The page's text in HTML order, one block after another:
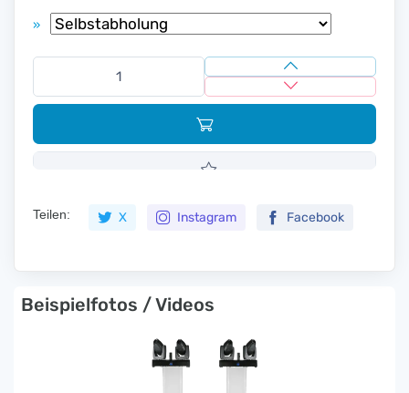
»
Teilen: X Instagram Facebook
Beispielfotos / Videos